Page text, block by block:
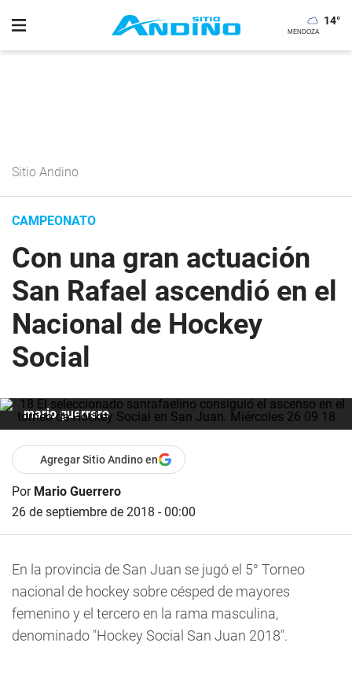
14°
Sitio Andino
CAMPEONATO
Con una gran actuación
San Rafael ascendió en el
Nacional de Hockey
Social
mario guerrero
Agregar Sitio Andino en
Por Mario Guerrero
26 de septiembre de 2018 - 00:00
En la provincia de San Juan se jugó el 5° Torneo
nacional de hockey sobre césped de mayores
femenino y el tercero en la rama masculina,
denominado "Hockey Social San Juan 2018".